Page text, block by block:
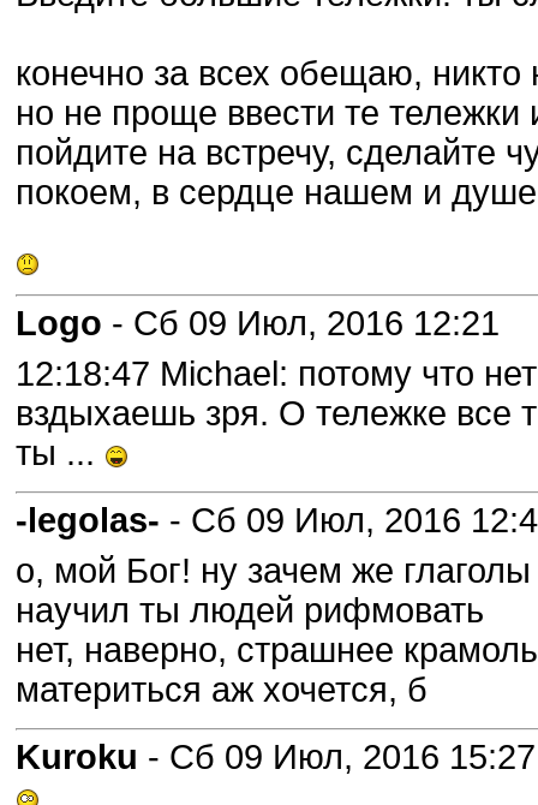
конечно за всех обещаю, никто
но не проще ввести те
пойдите на встречу, сделайте
покоем, в сердце нашем и душе
Logo - Сб 09 Июл, 2016 12:21
12:18:47 Michael: потому что
вздыхаешь зря. О тележке все
ты ...
-legolas- - Сб 09 Июл, 2016
о, мой Бог! ну зачем же глаголы
научил ты людей рифмовать
нет, наверно, страшнее
материться аж хочется, б
Kuroku - Сб 09 Июл, 2016 15:27